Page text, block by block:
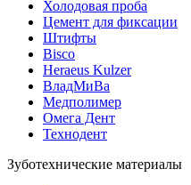
Холодовая проба
Цемент для фиксации
Штифты
Bisco
Heraeus Kulzer
ВладМиВа
Медполимер
Омега Дент
Технодент
Зуботехнические материалы